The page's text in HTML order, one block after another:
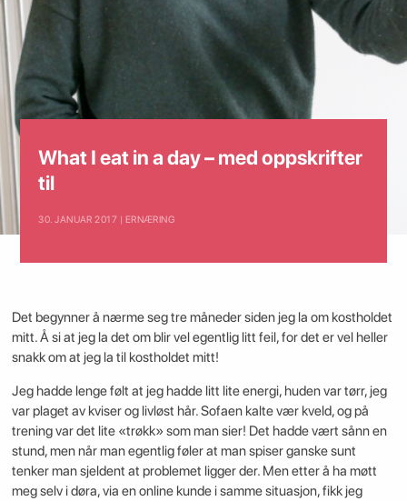
What I eat in a day – med oppskrifter
til
30. JANUAR 2017 | ERNÆRING
Det begynner å nærme seg tre måneder siden jeg la om kostholdet
mitt. Å si at jeg la det om blir vel egentlig litt feil, for det er vel heller
snakk om at jeg la til kostholdet mitt!
Jeg hadde lenge følt at jeg hadde litt lite energi, huden var tørr, jeg
var plaget av kviser og livløst hår. Sofaen kalte vær kveld, og på
trening var det lite «trøkk» som man sier! Det hadde vært sånn en
stund, men når man egentlig føler at man spiser ganske sunt
tenker man sjeldent at problemet ligger der. Men etter å ha møtt
meg selv i døra, via en online kunde i samme situasjon, fikk jeg